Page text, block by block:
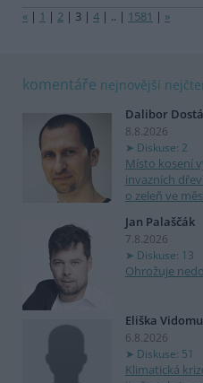
« | 1 | 2 | 3 | 4 | .. | 1581 | »
komentáře nejnovější
Dalibor
8.8.2026
Diskuse: 2
Místo kosení
invazních
o zeleň ve
Jan Palaščák
7.8.2026
Diskuse: 13
Ohrožuje
Eliška
6.8.2026
Diskuse: 51
Klimatická